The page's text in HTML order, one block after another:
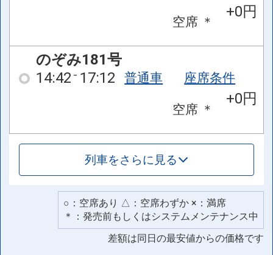
空席 ＊
+0円
のぞみ181号
14:42 17:12 普通車 座席条件
空席 ＊
+0円
列車をさらに見る
○：空席あり △：空席わずか ×：満席
＊：発売前もしくはシステムメンテナンス中
差額は同日の最安値からの価格です